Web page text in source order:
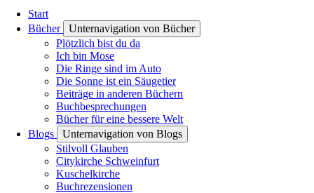
Start
Bücher
Unternavigation von Bücher
Plötzlich bist du da
Ich bin Mose
Die Ringe sind im Auto
Die Sonne ist ein Säugetier
Beiträge in anderen Büchern
Buchbesprechungen
Bücher für eine bessere Welt
Blogs
Unternavigation von Blogs
Stilvoll Glauben
Citykirche Schweinfurt
Kuschelkirche
Buchrezensionen